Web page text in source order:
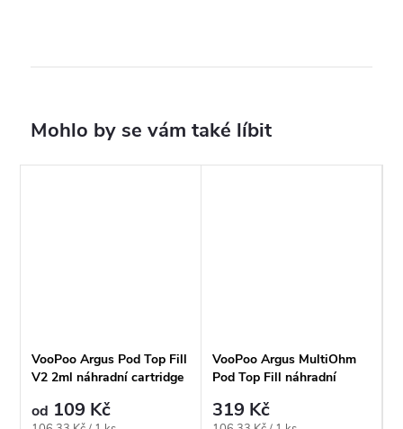
VooPoo Argus Pod Top Fill
V2 2ml náhradní cartridge
od 109 Kč
VooPoo Argus MultiOhm
Pod Top Fill náhradní
319 Kč